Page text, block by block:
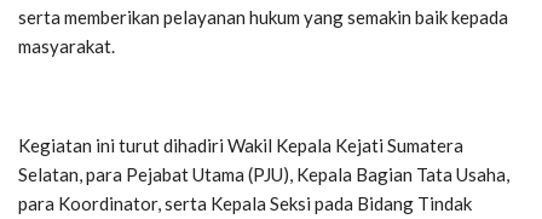
serta memberikan pelayanan hukum yang semakin baik kepada
masyarakat.
Kegiatan ini turut dihadiri Wakil Kepala Kejati Sumatera
Selatan, para Pejabat Utama (PJU), Kepala Bagian Tata Usaha,
para Koordinator, serta Kepala Seksi pada Bidang Tindak